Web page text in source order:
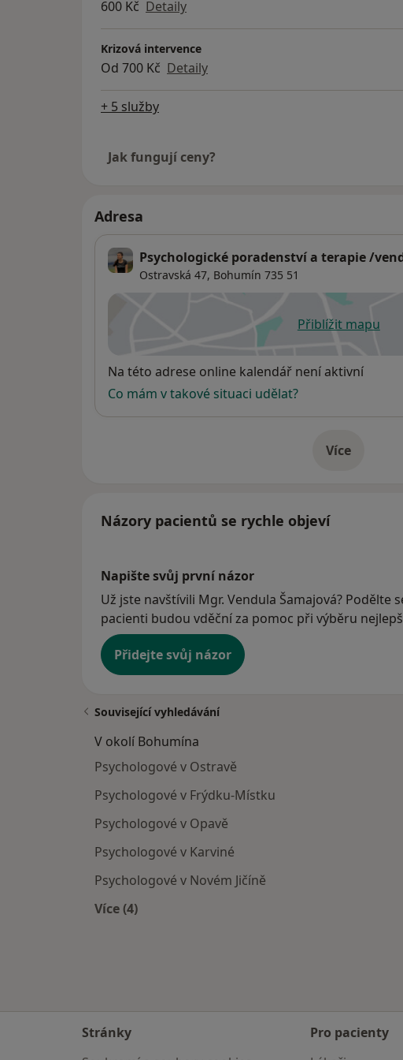
600 Kč Detaily
Krizová intervence
Od 700 Kč Detaily
+ 5 služby
Jak fungují ceny?
Adresa
Psychologické poradenství a terapie /
Ostravská 47, Bohumín 735 51
Přiblížit mapu
se otevře v
Dostupnost
Na této adrese online kalendář není aktivní
Co mám v takové situaci udělat?
Víceo adrese
Názory pacientů se rychle objeví
Napište svůj první názor
Už jste navštívili Mgr. Vendula Šamajová? Podělte
pacienti budou vděční za pomoc při výběru
Přidejte svůj názor
Související vyhledávání
V okolí Bohumína
Psychologové v Ostravě
Psychologové v Frýdku-Místku
Psychologové v Opavě
Psychologové v Karviné
Psychologové v Novém Jičíně
Více (4)
Stránky
Pro pacienty